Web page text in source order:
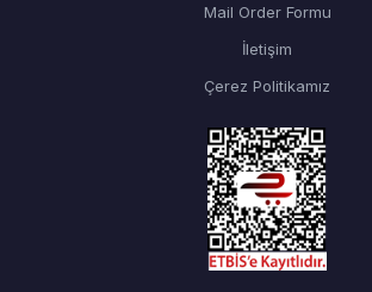
Mail Order Formu
İletişim
Çerez Politikamız